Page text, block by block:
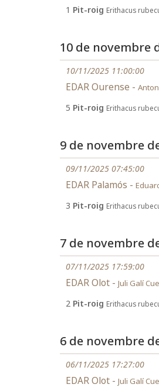
1 Pit-roig Erithacus
10 de novembre
10/11/2025 11:00:00
EDAR Ourense -
5 Pit-roig Erithacus
9 de novembre
09/11/2025 07:45:00
EDAR Palamós -
3 Pit-roig Erithacus
7 de novembre
07/11/2025 17:59:00
EDAR Olot - Juli Galí
2 Pit-roig Erithacus
6 de novembre
06/11/2025 17:27:00
EDAR Olot - Juli Galí